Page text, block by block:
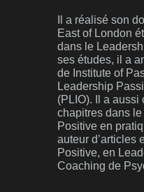
Il a réalisé son
East of London
dans le
ses études, il a
de Institute of
Leadership
(PLIO). Il a aussi
chapitres dans
Positive en
auteur d’articles
Positive, en
Coaching de